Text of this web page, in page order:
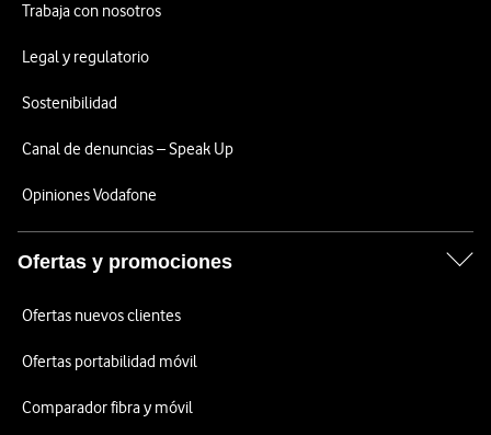
Trabaja con nosotros
Legal y regulatorio
Sostenibilidad
Canal de denuncias – Speak Up
Opiniones Vodafone
Ofertas y promociones
Ofertas nuevos clientes
Ofertas portabilidad móvil
Comparador fibra y móvil